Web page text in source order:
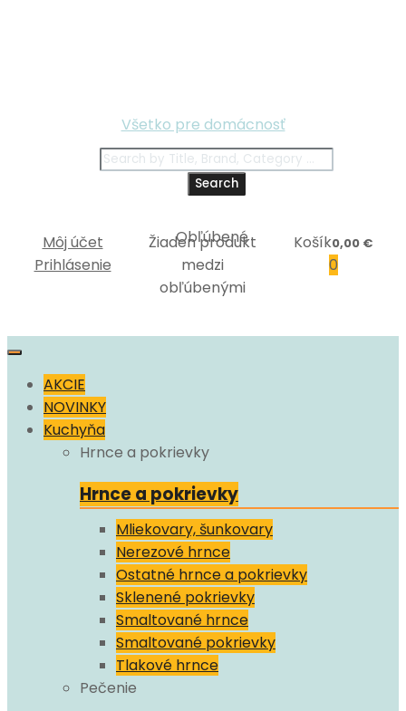
Všetko pre domácnosť
Search
Môj účet
Prihlásenie
Žiaden produkt
medzi
obľúbenými
Košík0,00 €
0
AKCIE
NOVINKY
Kuchyňa
Hrnce a pokrievky
Hrnce a pokrievky
Mliekovary, šunkovary
Nerezové hrnce
Ostatné hrnce a pokrievky
Sklenené pokrievky
Smaltované hrnce
Smaltované pokrievky
Tlakové hrnce
Pečenie